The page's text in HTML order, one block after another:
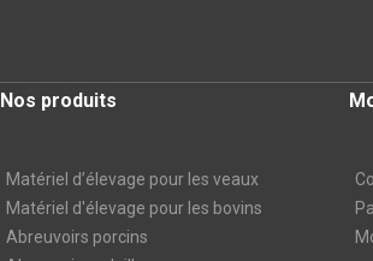
Nos produits
Matériel d’élevage pour les veaux
Matériel d'élevage pour les bovins
Abreuvoirs porcins